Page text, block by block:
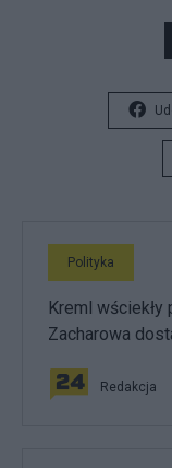
Polityka
Kreml
Zacharowa
Redakcja